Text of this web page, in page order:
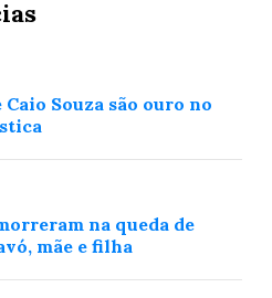
Souza são ouro no
na queda de
mãe e filha